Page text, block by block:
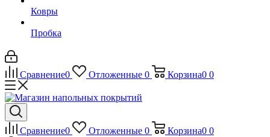
Ковры
Пробка
Сравнение0 Отложенные 0 Корзина0 0
Сравнение0 Отложенные 0 Корзина0 0